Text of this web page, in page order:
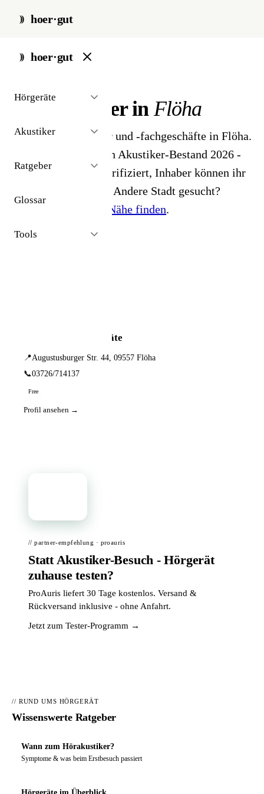
hoer·gut
hoer·gut
Hörgeräte
Akustiker
Ratgeber
Glossar
Tools
start / akustiker / floeha
Hörakustiker inFlöha
1 Hörgeräteakustiker und -fachgeschäfte in Flöha.
Aus dem öffentlichen Akustiker-Bestand 2026 -
Profile noch nicht verifiziert, Inhaber können ihr
Profil beanspruchen. Andere Stadt gesucht?
Hörakustiker in der Nähe finden.
Rochhausen Hörgeräte
📍Augustusburger Str. 44, 09557 Flöha
📞03726/714137
Free
Profil ansehen →
// partner-empfehlung · proauris
Statt Akustiker-Besuch - Hörgerät
zuhause testen?
ProAuris liefert 30 Tage kostenlos. Versand &
Rückversand inklusive - ohne Anfahrt.
Jetzt zum Tester-Programm →
// RUND UMS HÖRGERÄT
Wissenswerte Ratgeber
Wann zum Hörakustiker?
Symptome & was beim Erstbesuch passiert